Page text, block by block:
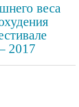
веса
2017